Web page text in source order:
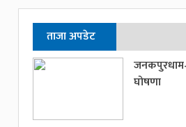
ताजा अपडेट
घोषणा